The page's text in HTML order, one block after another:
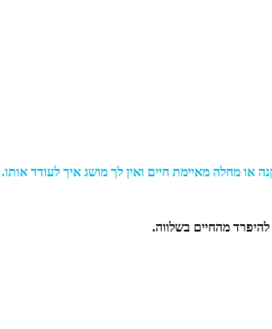
מחלה מאיימת חיים ואין לך מושג איך לעודד אותו.
מהחיים בשלווה.